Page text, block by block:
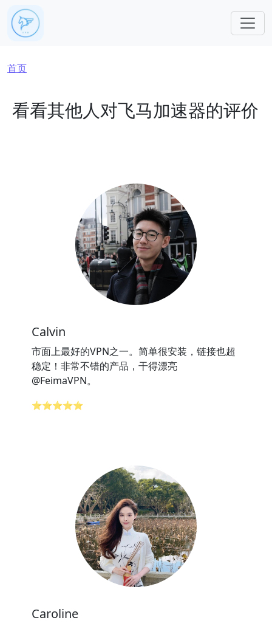
跳转到主要内容
面包屑
首页
看看其他人对飞马加速器的评价
Calvin
市面上最好的VPN之一。简单很安装，链接也超
稳定！非常不错的产品，干得漂亮
@FeimaVPN。
⭐⭐⭐⭐⭐
Caroline